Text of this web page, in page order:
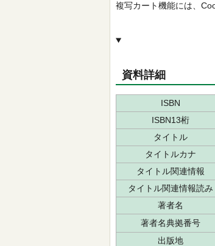
複写カート機能には、
資料詳細
ISBN
ISBN13桁
タイトル
タイトルカナ
タイトル関連情報
タイトル関連情報読み
著者名
著者名典拠番号
出版地